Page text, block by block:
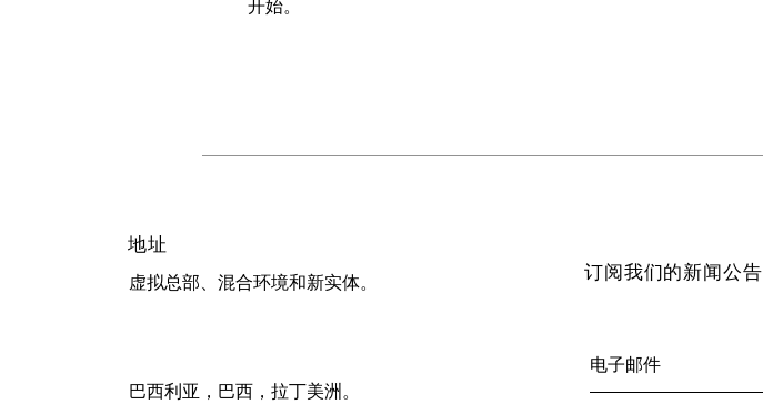
开始。
地址
虚拟总部、混合环境和新实体。
巴西利亚，巴西，拉丁美洲。
订阅我们的新闻公告